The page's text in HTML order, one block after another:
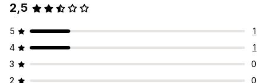
Underretninger og analyse
Tilpassede underretninger
2,5
5
1
4
1
3
0
2
0